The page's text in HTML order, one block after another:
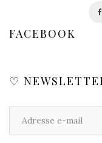
FACEBOOK
♡